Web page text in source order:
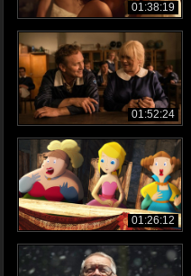
01:38:19
01:52:24
01:26:12